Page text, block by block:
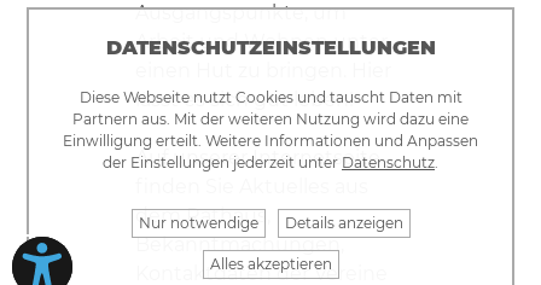
Ausgangspunkte, um
Arbeit und Wohnen unter
lässt es sich gut leben!
Auf unserer Internetseite
dem Rathaus,
Bekanntmachungen,
Kontaktdaten der Vereine
DATENSCHUTZEINSTELLUNGEN
Diese Webseite nutzt Cookies und tauscht Daten mit
Partnern aus. Mit der weiteren Nutzung wird dazu eine
Einwilligung erteilt. Weitere Informationen und Anpassen
der Einstellungen jederzeit unter Datenschutz.
Nur notwendige Details anzeigen
Alles akzeptieren